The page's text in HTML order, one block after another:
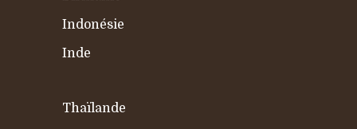
Indonésie
Inde
Thaïlande